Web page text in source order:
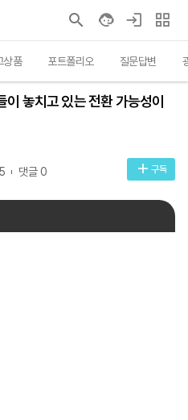
상품 포트폴리오 질문답변
이 놓치고 있는 전환 가능성이
댓글 0 구독